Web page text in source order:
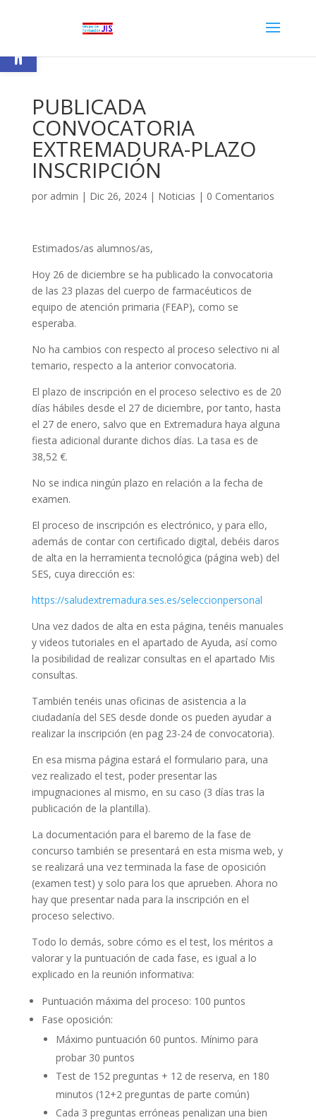
Abrir barra de herramientas
PUBLICADA
CONVOCATORIA
EXTREMADURA-PLAZO
INSCRIPCIÓN
por admin | Dic 26, 2024| Noticias | 0 Comentarios
Estimados/as alumnos/as,
Hoy 26 de diciembre se ha publicado la convocatoria
de las 23 plazas del cuerpo de farmacéuticos de
equipo de atención primaria (FEAP), como se
esperaba.
No ha cambios con respecto al proceso selectivo ni al
temario, respecto a la anterior convocatoria.
El plazo de inscripción en el proceso selectivo es de 20
días hábiles desde el 27 de diciembre, por tanto, hasta
el 27 de enero, salvo que en Extremadura haya alguna
fiesta adicional durante dichos días. La tasa es de
38,52 €.
No se indica ningún plazo en relación a la fecha de
examen.
El proceso de inscripción es electrónico, y para ello,
además de contar con certificado digital, debéis daros
de alta en la herramienta tecnológica (página web) del
SES, cuya dirección es:
https://saludextremadura.ses.es/seleccionpersonal
Una vez dados de alta en esta página, tenéis manuales
y videos tutoriales en el apartado de Ayuda, así como
la posibilidad de realizar consultas en el apartado Mis
consultas.
También tenéis unas oficinas de asistencia a la
ciudadanía del SES desde donde os pueden ayudar a
realizar la inscripción (en pag 23-24 de convocatoria).
En esa misma página estará el formulario para, una
vez realizado el test, poder presentar las
impugnaciones al mismo, en su caso (3 días tras la
publicación de la plantilla).
La documentación para el baremo de la fase de
concurso también se presentará en esta misma web, y
se realizará una vez terminada la fase de oposición
(examen test) y solo para los que aprueben. Ahora no
hay que presentar nada para la inscripción en el
proceso selectivo.
Todo lo demás, sobre cómo es el test, los méritos a
valorar y la puntuación de cada fase, es igual a lo
explicado en la reunión informativa:
Puntuación máxima del proceso: 100 puntos
Fase oposición:
Máximo puntuación 60 puntos. Mínimo para
probar 30 puntos
Test de 152 preguntas + 12 de reserva, en 180
minutos (12+2 preguntas de parte común)
Cada 3 preguntas erróneas penalizan una bien